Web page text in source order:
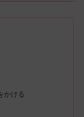
かける